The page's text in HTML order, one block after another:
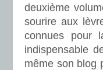
deuxième
sourire aux
connues pour
indispensable
même son blog